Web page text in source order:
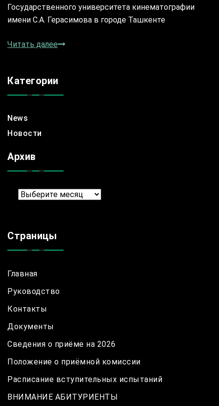
Государственного университета кинематографии
имени С.А. Герасимова в городе Ташкенте
Читать далее
Категории
News
Новости
Архив
Архив
Страницы
Главная
Руководство
Контакты
Документы
Сведения о приёме на 2026
Положение о приёмной комиссии
Расписание вступительных испытаний
ВНИМАНИЕ АБИТУРИЕНТЫ